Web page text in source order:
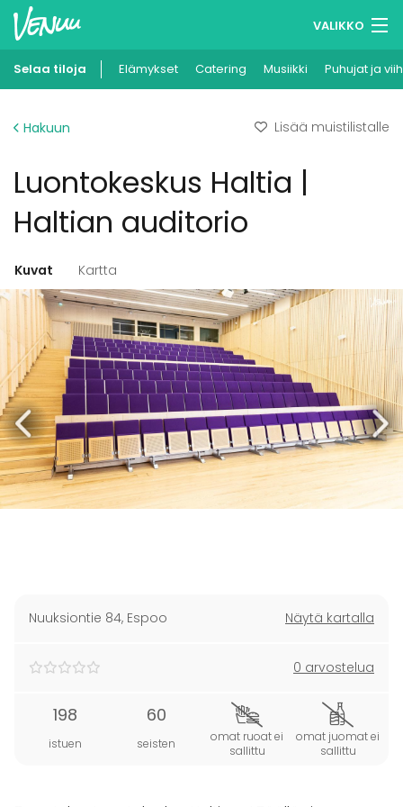
VALIKKO
Muistilistasi
Ilmoita kohteesi
Selaa tiloja Elämykset Catering Musiikki Puhujat ja
Hakuun Lisää muistilistalle
Luontokeskus Haltia |
Haltian auditorio
Kuvat Kartta
Nuuksiontie 84, Espoo Näytä kartalla
0 arvostelua
198
istuen
60
seisten
omat ruoat ei
sallittu
omat juomat ei
sallittu